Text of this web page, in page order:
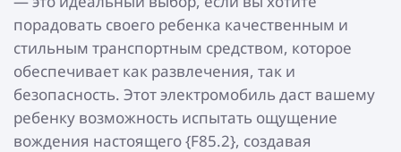
порадовать своего ребенка качественным и
стильным транспортным средством, которое
обеспечивает как развлечения, так и
безопасность. Этот электромобиль даст вашему
ребенку возможность испытать ощущение
вождения настоящего {F85.2}, создавая